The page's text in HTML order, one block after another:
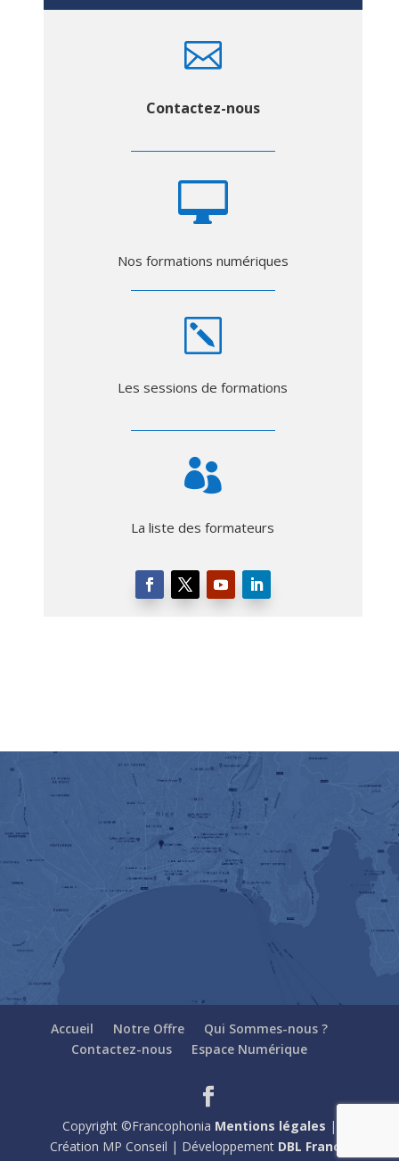

Contactez-nous

Nos formations numériques
k
Les sessions de formations

La liste des formateurs
Accueil Notre Offre
Qui Sommes-nous ?
Contactez-nous
Espace Numérique
Copyright ©Francophonia Mentions légales |
Création MP Conseil | Développement DBL France